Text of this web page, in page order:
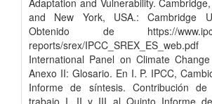
Adaptation and Vulnerability.
and New York, USA.: Cambridge
Obtenido de https://
reports/srex/IPCC_SREX_ES_web.pdf
International Panel on Climate
Anexo II: Glosario. En I. P. IPCC,
Informe de síntesis. Contribución
trabajo I, II y III al Quinto Informe